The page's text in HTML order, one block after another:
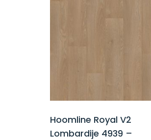
Hoomline Royal V2
Lombardije 4939 –